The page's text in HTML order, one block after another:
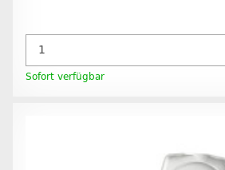
Sofort verfügbar